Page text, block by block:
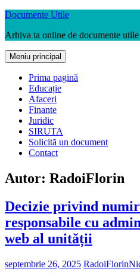
Sari
conținut
Documente Utile
Arhiva ta online de documente utile
Meniu principal
Prima pagină
Educație
Afaceri
Finante
Juridic
SIRUTA
Solicită un document
Contact
Autor: RadoiFlorin
Decizie privind
responsabile cu
web al unității
septembrie 26, 2025 RadoiFlorin